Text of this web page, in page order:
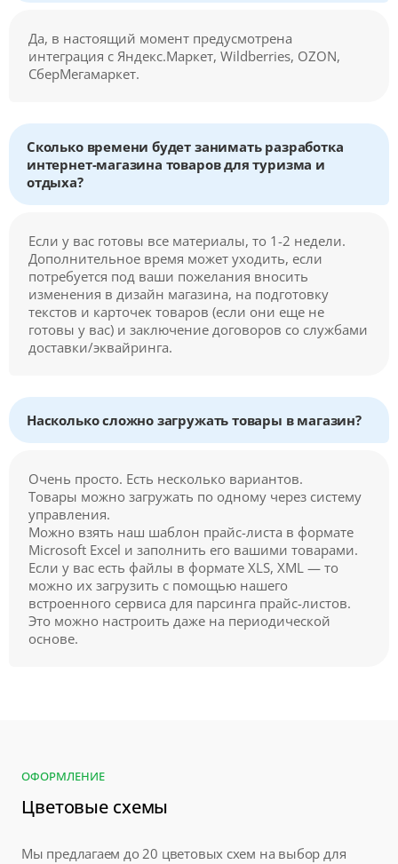
Да, в настоящий момент предусмотрена
интеграция с Яндекс.Маркет, Wildberries, OZON,
СберМегамаркет.
Сколько времени будет занимать разработка
интернет-магазина товаров для туризма и
отдыха?
Если у вас готовы все материалы, то 1-2 недели.
Дополнительное время может уходить, если
потребуется под ваши пожелания вносить
изменения в дизайн магазина, на подготовку
текстов и карточек товаров (если они еще не
готовы у вас) и заключение договоров со службами
доставки/эквайринга.
Насколько сложно загружать товары в магазин?
Очень просто. Есть несколько вариантов.
Товары можно загружать по одному через систему
управления.
Можно взять наш шаблон прайс-листа в формате
Microsoft Excel и заполнить его вашими товарами.
Если у вас есть файлы в формате XLS, XML — то
можно их загрузить с помощью нашего
встроенного сервиса для парсинга прайс-листов.
Это можно настроить даже на периодической
основе.
ОФОРМЛЕНИЕ
Цветовые схемы
Мы предлагаем до 20 цветовых схем на выбор для